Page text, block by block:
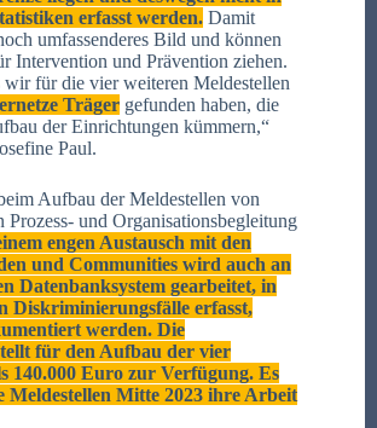
erfasst werden. Damit
umfassenderes Bild und können
Intervention und Prävention ziehen.
wir für die vier weiteren Meldestellen
Träger gefunden haben, die
der Einrichtungen kümmern,“
Paul.
Aufbau der Meldestellen von
Prozess- und Organisationsbegleitung
engen Austausch mit den
und Communities wird auch an
Datenbanksystem gearbeitet, in
Diskriminierungsfälle erfasst,
werden. Die
für den Aufbau der vier
140.000 Euro zur Verfügung. Es
Meldestellen Mitte 2023 ihre Arbeit